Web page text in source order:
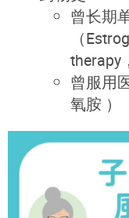
曾长期
（E
therapy
曾服用
氧胺 ）